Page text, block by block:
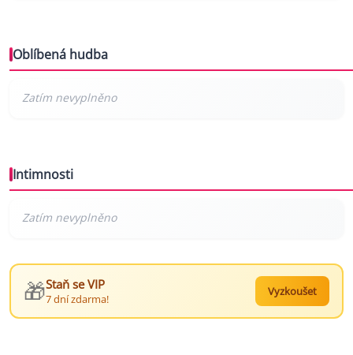
Oblíbená hudba
Intimnosti
🎁Staň se VIP
7 dní zdarma!
Vyzkoušet